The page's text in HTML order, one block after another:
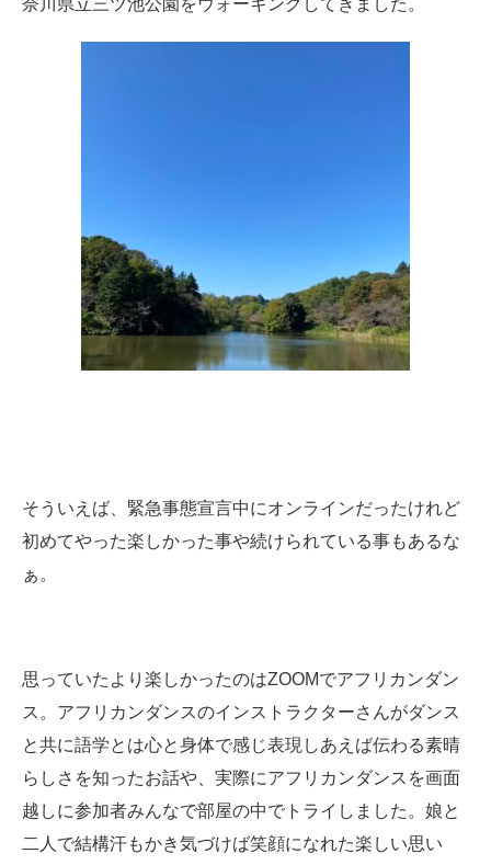
奈川県立三ツ池公園をウォーキングしてきました。
そういえば、緊急事態宣言中にオンラインだったけれど
初めてやった楽しかった事や続けられている事もあるな
ぁ。
思っていたより楽しかったのはZOOMでアフリカンダン
ス。アフリカンダンスのインストラクターさんがダンス
と共に語学とは心と身体で感じ表現しあえば伝わる素晴
らしさを知ったお話や、実際にアフリカンダンスを画面
越しに参加者みんなで部屋の中でトライしました。娘と
二人で結構汗もかき気づけば笑顔になれた楽しい思い